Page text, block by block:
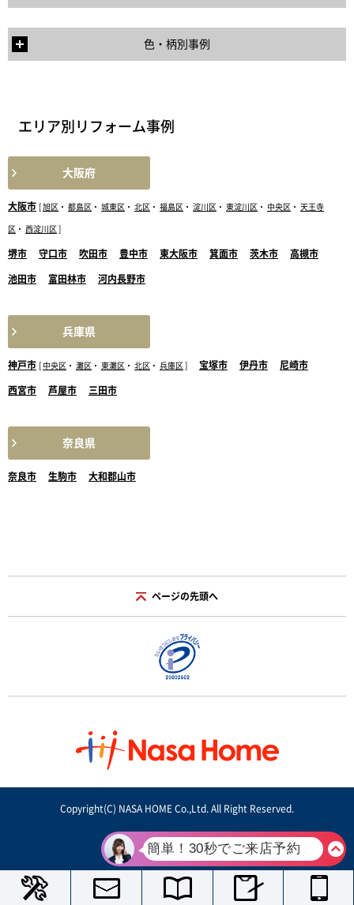
色・柄別事例
エリア別リフォーム事例
大阪府
大阪市 旭区 ・ 都島区 ・ 城東区 ・ 北区 ・ 福島区 ・ 淀川区 ・ 東淀川区 ・ 中央区 ・ 天王寺
区 ・ 西淀川区
堺市 守口市 吹田市 豊中市 東大阪市 箕面市 茨木市 高槻市
池田市 富田林市 河内長野市
兵庫県
神戸市 中央区 ・ 灘区 ・ 東灘区 ・ 北区 ・ 兵庫区 宝塚市 伊丹市 尼崎市
西宮市 芦屋市 三田市
奈良県
奈良市 生駒市 大和郡山市
ページの先頭へ
Copyright(C) NASA HOME Co.,Ltd. All Right Reserved.